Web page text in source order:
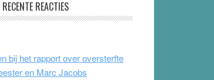
Ward van Beek
ermee hun hartslag te
ze meer zuurstof opnemen.
pleister geen effect. Maar het
RECENTE REACTIES
bij het rapport over oversterfte
en Marc Jacobs